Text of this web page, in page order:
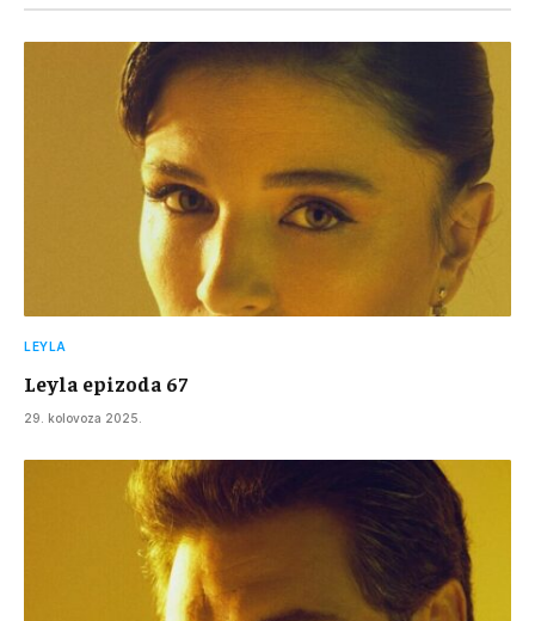
LEYLA
Leyla epizoda 67
29. kolovoza 2025.